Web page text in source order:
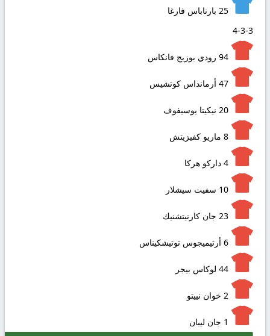
25 بارناباس فارغا
4-3-3
94 رودي بوزيج فانكاس
47 أرمانداس كوتشيس
20 نيكيتا يوسيفوف
8 ماريو كفيزيتش
4 داركو هركا
10 سفيت سيشلار
23 جان كارنيتشنيك
6 أرتيميجوس توتيشكيناس
44 لوكاس بيجر
2 خوان نييتو
1 جان ليبان